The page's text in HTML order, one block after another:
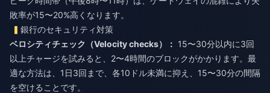
敗率が15〜20%高くなります。
銀行のセキュリティ対策
ベロシティチェック（Velocity checks）： 15〜30分以内に3回
以上チャージを試みると、2〜4時間のブロックがかかります。最
適な方法は、1日3回まで、各10ドル未満に抑え、15〜30分の間隔
を空けることです。